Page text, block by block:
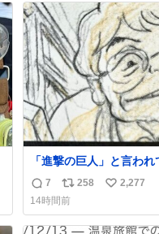
ト
数
数
「進撃の巨人」と言わ
は知らなかったのですが
「進撃の巨人」ですね。。
返
信
数
7
リ
ポ
ス
258
い
ね
2,277
14時間前